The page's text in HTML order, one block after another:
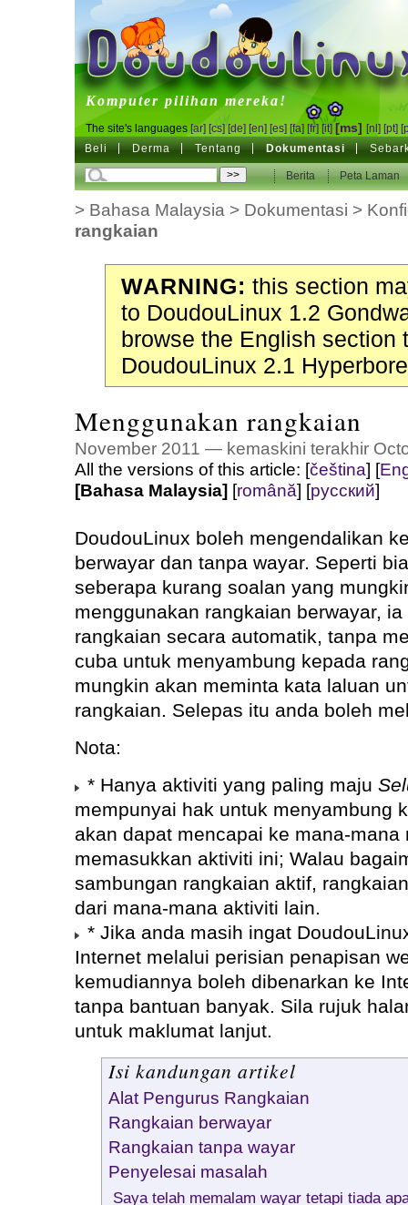
DoudouLinux
Komputer pilihan mereka!
The site's languages [ar] [cs] [de] [en] [es] [fa] [fr] [it] [ms] [nl] [pt]
Beli Derma Tentang Dokumentasi
Berita Peta Laman
> Bahasa Malaysia > Dokumentasi >
rangkaian
WARNING: this section
to DoudouLinux 1.2
browse the English section
DoudouLinux 2.1
Menggunakan rangkaian
November 2011 — kemaskini terakhir
All the versions of this article: [čeština] [
[Bahasa Malaysia] [română] [русский]
DoudouLinux boleh mengendalikan
berwayar dan tanpa wayar. Seperti
seberapa kurang soalan yang
menggunakan rangkaian berwayar,
rangkaian secara automatik, tanpa
cuba untuk menyambung kepada
mungkin akan meminta kata laluan
rangkaian. Selepas itu anda boleh
Nota:
* Hanya aktiviti yang paling maju
mempunyai hak untuk menyambung
akan dapat mencapai ke mana-
memasukkan aktiviti ini; Walau
sambungan rangkaian aktif,
dari mana-mana aktiviti lain.
* Jika anda masih ingat
Internet melalui perisian penapisan
kemudiannya boleh dibenarkan ke
tanpa bantuan banyak. Sila rujuk
untuk maklumat lanjut.
Isi kandungan artikel
Alat Pengurus Rangkaian
Rangkaian berwayar
Rangkaian tanpa wayar
Penyelesai masalah
Saya telah memalam wayar tetapi tiada